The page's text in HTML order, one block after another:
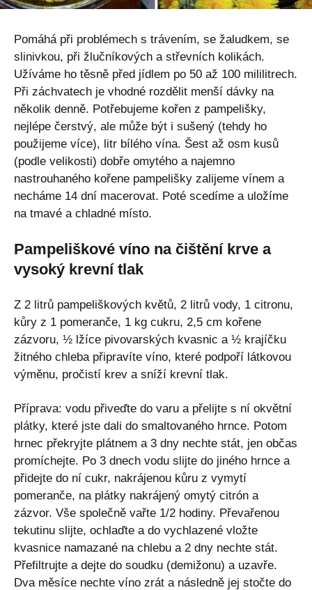
Pomáhá při problémech s trávením, se žaludkem, se
slinivkou, při žlučníkových a střevních kolikách.
Užíváme ho těsně před jídlem po 50 až 100 mililitrech.
Při záchvatech je vhodné rozdělit menší dávky na
několik denně. Potřebujeme kořen z pampelišky,
nejlépe čerstvý, ale může být i sušený (tehdy ho
použijeme více), litr bílého vína. Šest až osm kusů
(podle velikosti) dobře omytého a najemno
nastrouhaného kořene pampelišky zalijeme vínem a
necháme 14 dní macerovat. Poté scedíme a uložíme
na tmavé a chladné místo.
Pampeliškové víno na čištění krve a
vysoký krevní tlak
Z 2 litrů pampeliškových květů, 2 litrů vody, 1 citronu,
kůry z 1 pomeranče, 1 kg cukru, 2,5 cm kořene
zázvoru, ½ lžíce pivovarských kvasnic a ½ krajíčku
žitného chleba připravíte víno, které podpoří látkovou
výměnu, pročistí krev a sníží krevní tlak.
Příprava: vodu přiveďte do varu a přelijte s ní okvětní
plátky, které jste dali do smaltovaného hrnce. Potom
hrnec překryjte plátnem a 3 dny nechte stát, jen občas
promíchejte. Po 3 dnech vodu slijte do jiného hrnce a
přidejte do ní cukr, nakrájenou kůru z vymytí
pomeranče, na plátky nakrájený omytý citrón a
zázvor. Vše společně vařte 1/2 hodiny. Převařenou
tekutinu slijte, ochlaďte a do vychlazené vložte
kvasnice namazané na chlebu a 2 dny nechte stát.
Přefiltrujte a dejte do soudku (demižonu) a uzavře.
Dva měsíce nechte víno zrát a následně jej stočte do